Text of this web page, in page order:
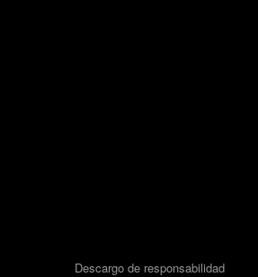
Descargo de responsabilidad